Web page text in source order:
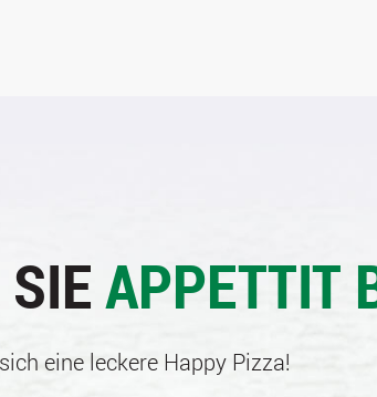
APPETTIT
eine leckere Happy Pizza!